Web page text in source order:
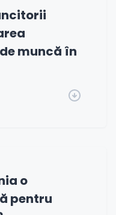
muncă în
o
pentru